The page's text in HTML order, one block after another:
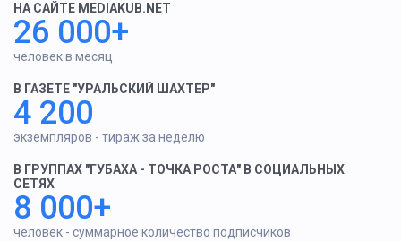
НА САЙТЕ MEDIAKUB.NET
26 000+
человек в месяц
В ГАЗЕТЕ "УРАЛЬСКИЙ ШАХТЕР"
4 200
экземпляров - тираж за неделю
В ГРУППАХ "ГУБАХА - ТОЧКА РОСТА" В СОЦИАЛЬНЫХ
СЕТЯХ
8 000+
человек - суммарное количество подписчиков